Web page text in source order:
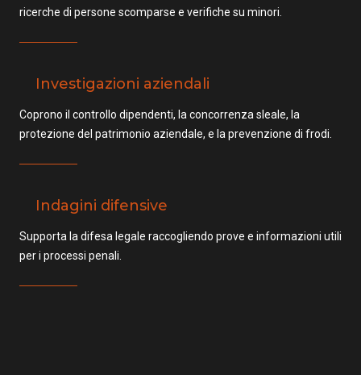
ricerche di persone scomparse e verifiche su minori.
Investigazioni aziendali
Coprono il controllo dipendenti, la concorrenza sleale, la
protezione del patrimonio aziendale, e la prevenzione di frodi.
Indagini difensive
Supporta la difesa legale raccogliendo prove e informazioni utili
per i processi penali.